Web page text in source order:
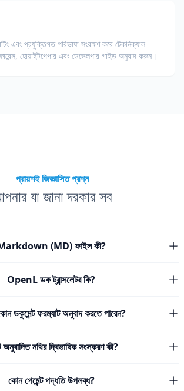
এবং প্রযুক্তিগত পরিভাষা সংরক্ষণ করে টেকনিক্যাল
হোয়াইটপেপার এবং ডেভেলপার গাইড অনুবাদ করুন।
প্রায়শই জিজ্ঞাসিত প্রশ্ন
যা জানা দরকার সব
(MD) ফাইল কী?
OpenL ডক ট্রান্সলেটর কি?
ডকুমেন্ট ফরম্যাট অনুবাদ করতে পারেন?
নথির দ্বিভাষিক সংস্করণ কী?
কোন পেমেন্ট পদ্ধতি উপলব্ধ?